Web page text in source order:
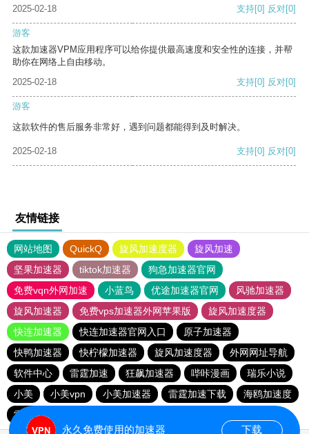
2025-02-18
支持[0] 反对[0]
游客
这款加速器VPM应用程序可以给你提供最高速度和安全性的连接，并帮
助你在网络上自由移动。
2025-02-18
支持[0] 反对[0]
游客
这款软件的售后服务非常好，遇到问题都能得到及时解决。
2025-02-18 支持[0] 反对[0]
友情链接
网站地图 QuickQ 旋风加速度器
旋风加速
坚果加速器
tiktok加速器
狗急加速器官网
免费vqn外网加速
小蓝鸟 优途加速器官网
风驰加速器
旋风加速器
免费vps加速器外网苹果版
旋风加速度器
快连加速器
快连加速器官网入口
原子加速器
快鸭加速器
快柠檬加速器 旋风加速度器
外网网址导航
软件中心
雷霆加速 狂飙加速器 哔咔漫画
瑞乐小说
小美
小美vpn 小美加速器 雷霆加速下载
海鸥加速度
雷霆加速版ins
永久免费使用的加速器 下载